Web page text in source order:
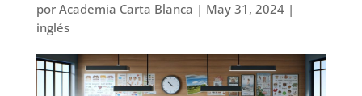
por Academia Carta Blanca | May 31, 2024|
inglés